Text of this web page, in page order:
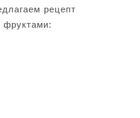
рецепт
фруктами: